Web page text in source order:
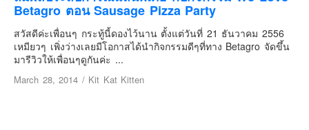
เยอรมัน
ฝรั่งเศส
ออสเตรีย
สาธารณรัฐเช็ก
Betagro ตอน Sausage Pizza Party
สวัสดีค่ะเพื่อนๆ กระทู้นี้ดองไว้นาน ตั้งแต่วันที่ 21 ธันวาคม 2556
เหมียวๆ เพิ่งว่างเลยมีโอกาสได้นำกิจกรรมดีๆที่ทาง Betagro จัดขึ้น
มารีวิวให้เพื่อนๆดูกันค่ะ ...
March 28, 2014 / Kit Kat Kitten